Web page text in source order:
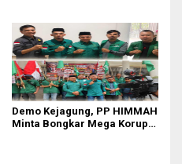
Demo Kejagung, PP HIMMAH
Minta Bongkar Mega Korupsi